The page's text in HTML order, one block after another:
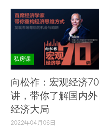
私房课
向松祚：宏观经济70
讲，带你了解国内外
经济大局
2022年04月06日